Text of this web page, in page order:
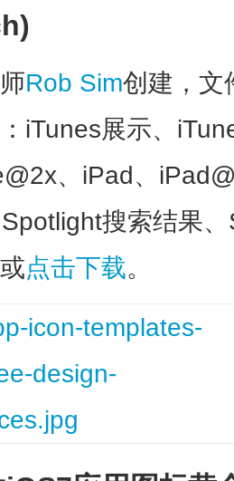
Rob Sim创建，文
iTunes展示、
、iPad、
搜索结果
或点击下载。